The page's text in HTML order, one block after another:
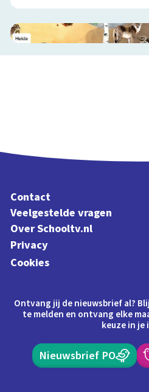
Contact
Veelgestelde vragen
Over Schooltv.nl
Privacy
Cookies
Ontvang jij de nieuwsbrief al?
te melden en ontvang elke
keuze in je
Nieuwsbrief PO